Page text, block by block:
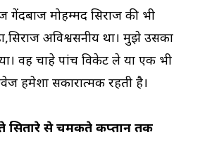
मोहम्मद सिराज की भी
अविश्वसनीय था। मुझे उसका
वह चाहे पांच विकेट ले या एक भी
हमेशा सकारात्मक रहती है।
सितारे से चमकते कप्तान तक